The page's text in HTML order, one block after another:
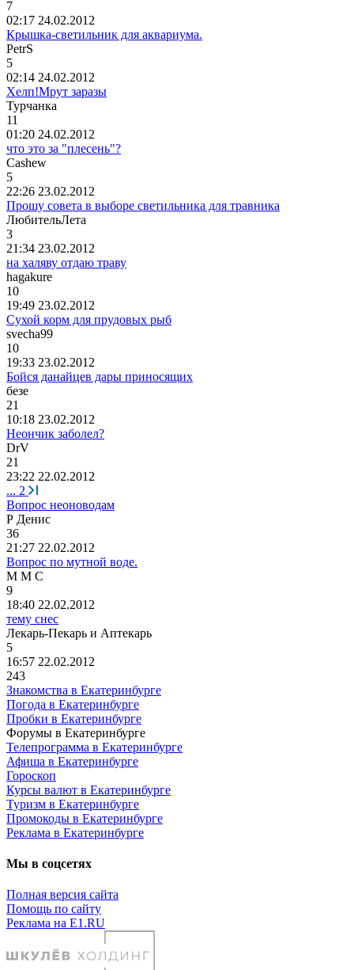
7
02:17 24.02.2012
Крышка-светильник для аквариума.
PetrS
5
02:14 24.02.2012
Хелп!Мрут заразы
Турчанка
11
01:20 24.02.2012
что это за "плесень"?
Cashew
5
22:26 23.02.2012
Прошу совета в выборе светильника для травника
ЛюбительЛета
3
21:34 23.02.2012
на халяву отдаю траву
hagakure
10
19:49 23.02.2012
Сухой корм для прудовых рыб
svecha99
10
19:33 23.02.2012
Бойся данайцев дары приносящих
безе
21
10:18 23.02.2012
Неончик заболел?
DrV
21
23:22 22.02.2012
... 2
Вопрос неоноводам
Р Дeниc
36
21:27 22.02.2012
Вопрос по мутной воде.
М М С
9
18:40 22.02.2012
тему снес
Лекарь-Пекарь и Аптекарь
5
16:57 22.02.2012
243
Знакомства в Екатеринбурге
Погода в Екатеринбурге
Пробки в Екатеринбурге
Форумы в Екатеринбурге
Телепрограмма в Екатеринбурге
Афиша в Екатеринбурге
Гороскоп
Курсы валют в Екатеринбурге
Туризм в Екатеринбурге
Промокоды в Екатеринбурге
Реклама в Екатеринбурге
Мы в соцсетях
Полная версия сайта
Помощь по сайту
Реклама на E1.RU